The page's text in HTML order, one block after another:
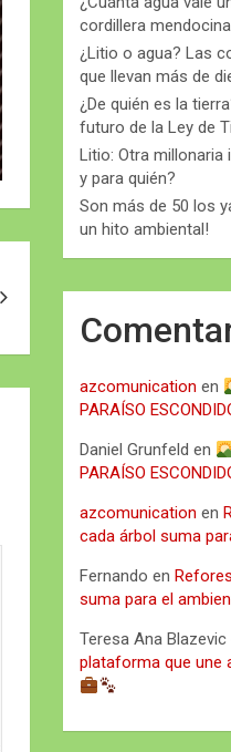
cordillera
¿Litio o agua? Las
que llevan más de
¿De quién es la
futuro de la Ley de
Litio: Otra millonaria
y para quién?
Son más de 50 los
un hito ambiental!
azcomunication en
PARAÍSO
Daniel Grunfeld en
PARAÍSO
azcomunication en
cada árbol suma
Fernando en
suma para el
Teresa Ana Blazevic
plataforma que une